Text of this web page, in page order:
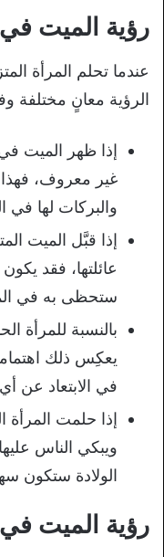
رؤية الميت في
عندما تحلم المرأة
الرؤية معانٍ مختلفة
إذا ظهر الميت
غير معروف،
والبركات لها في
إذا قبَّل الميت
عائلتها، فقد
ستحظى به في
بالنسبة للمرأة
يعكِس ذلك
في الابتعاد عن
إذا حلمت المرأة
ويبكي الناس
الولادة ستكون
رؤية الميت في